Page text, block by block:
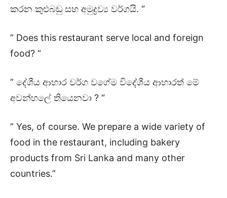
කරන කුළුබඩු සහ අමුද්‍රව්‍ය වර්ගයි. “
” Does this restaurant serve local and foreign
food? “
” දේශීය ආහාර වර්ග වගේම විදේශීය ආහාරත් මේ
අවන්හලේ තියෙනවා ? “
” Yes, of course. We prepare a wide variety of
food in the restaurant, including bakery
products from Sri Lanka and many other
countries.”